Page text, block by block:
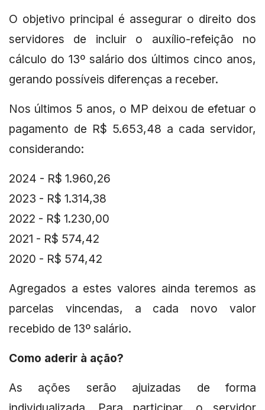
O objetivo principal é assegurar o direito dos
servidores de incluir o auxílio-refeição no
cálculo do 13º salário dos últimos cinco anos,
gerando possíveis diferenças a receber.
Nos últimos 5 anos, o MP deixou de efetuar o
pagamento de R$ 5.653,48 a cada servidor,
considerando:
2024 - R$ 1.960,26
2023 - R$ 1.314,38
2022 - R$ 1.230,00
2021 - R$ 574,42
2020 - R$ 574,42
Agregados a estes valores ainda teremos as
parcelas vincendas, a cada novo valor
recebido de 13º salário.
Como aderir à ação?
As ações serão ajuizadas de forma